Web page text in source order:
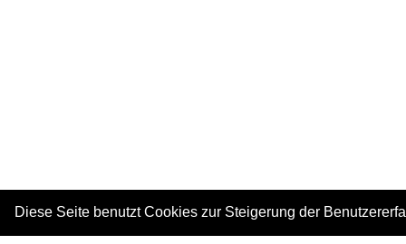
Diese Seite benutzt Cookies zur Steigerung der